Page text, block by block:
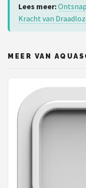
Lees meer:
Kracht van
MEER VAN